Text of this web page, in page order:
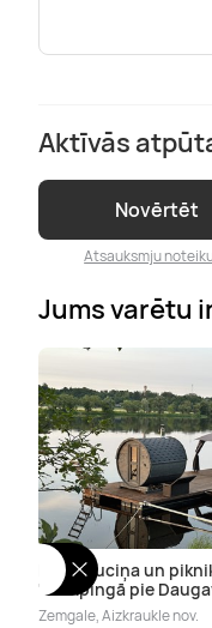
Aktīvās
Novērtēt
Atsauksmju
Jums varētu
Pirts muciņa un
"Kempingā pie
Zemgale, Aizkraukle nov.